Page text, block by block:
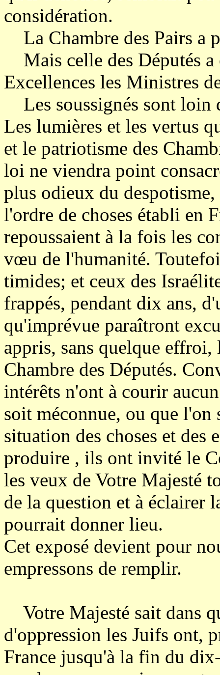
considération.
La Chambre des Pairs a
Mais celle des Députés
Excellences les Ministres
Les soussignés sont loin
Les lumières et les vertus
et le patriotisme des
loi ne viendra point
plus odieux du
l'ordre de choses établi en
repoussaient à la fois les
vœu de l'humanité.
timides; et ceux des
frappés, pendant dix ans,
qu'imprévue paraîtront
appris, sans quelque effroi,
Chambre des Députés.
intérêts n'ont à courir
soit méconnue, ou que l'on
situation des choses et des
produire , ils ont invité le
les veux de Votre Majesté
de la question et à éclairer
pourrait donner lieu.
Cet exposé devient pour
empressons de remplir.
Votre Majesté sait dans
d'oppression les Juifs ont,
France jusqu'à la fin du